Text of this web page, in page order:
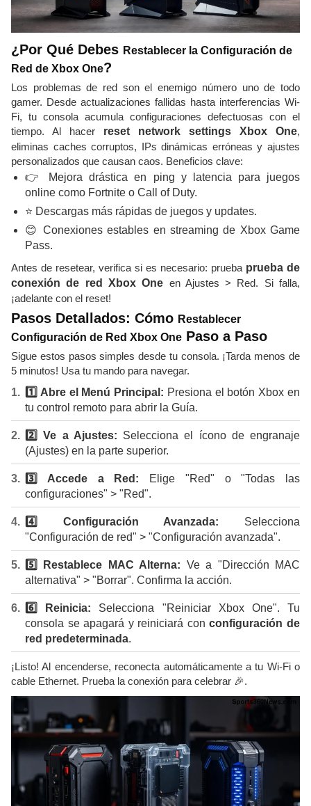
¿Por Qué Debes Restablecer la Configuración de
Red de Xbox One?
Los problemas de red son el enemigo número uno de todo
gamer. Desde actualizaciones fallidas hasta interferencias Wi-
Fi, tu consola acumula configuraciones defectuosas con el
tiempo. Al hacer reset network settings Xbox One,
eliminas caches corruptos, IPs dinámicas erróneas y ajustes
personalizados que causan caos. Beneficios clave:
👉 Mejora drástica en ping y latencia para juegos
online como Fortnite o Call of Duty.
⭐ Descargas más rápidas de juegos y updates.
😊 Conexiones estables en streaming de Xbox Game
Pass.
Antes de resetear, verifica si es necesario: prueba prueba de
conexión de red Xbox One en Ajustes > Red. Si falla,
¡adelante con el reset!
Pasos Detallados: Cómo Restablecer
Configuración de Red Xbox One Paso a Paso
Sigue estos pasos simples desde tu consola. ¡Tarda menos de
5 minutos! Usa tu mando para navegar.
1️⃣ Abre el Menú Principal: Presiona el botón Xbox en
tu control remoto para abrir la Guía.
2️⃣ Ve a Ajustes: Selecciona el ícono de engranaje
(Ajustes) en la parte superior.
3️⃣ Accede a Red: Elige "Red" o "Todas las
configuraciones" > "Red".
4️⃣ Configuración Avanzada: Selecciona
"Configuración de red" > "Configuración avanzada".
5️⃣ Restablece MAC Alterna: Ve a "Dirección MAC
alternativa" > "Borrar". Confirma la acción.
6️⃣ Reinicia: Selecciona "Reiniciar Xbox One". Tu
consola se apagará y reiniciará conconfiguración de
red predeterminada.
¡Listo! Al encenderse, reconecta automáticamente a tu Wi-Fi o
cable Ethernet. Prueba la conexión para celebrar 🎉.